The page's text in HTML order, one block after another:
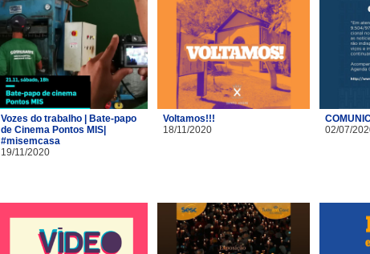
Vozes do trabalho | Bate-papo
de Cinema Pontos MIS|
#misemcasa
19/11/2020
Voltamos!!!
18/11/2020
02/07/